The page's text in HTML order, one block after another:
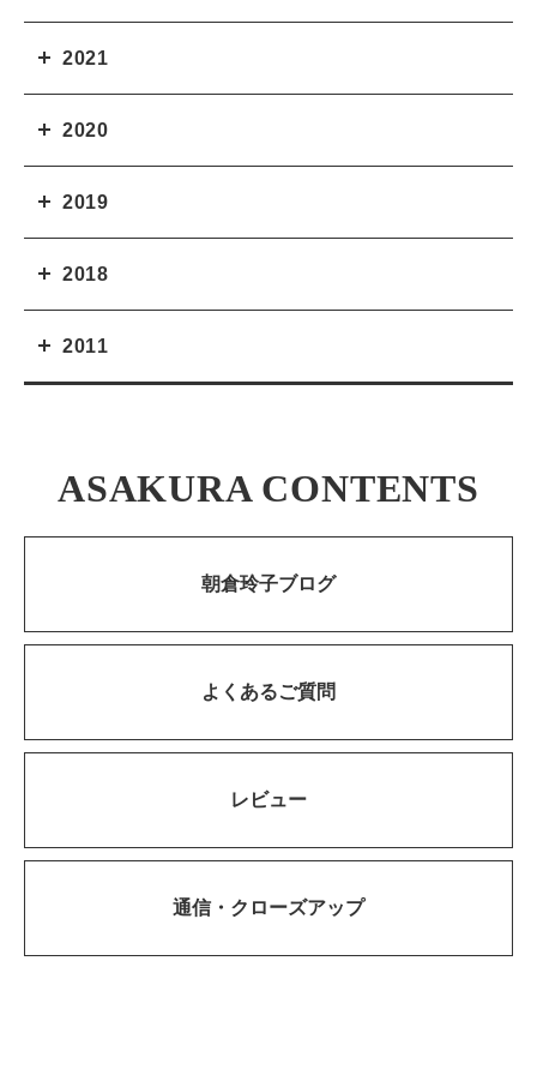
2021
2020
2019
2018
2011
ASAKURA CONTENTS
朝倉玲子ブログ
よくあるご質問
レビュー
通信・ クローズアップ